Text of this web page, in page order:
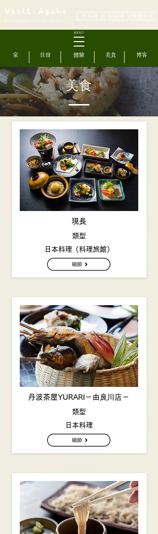
Visit Ayabe
日本語
Experience Rural Kyoto
English 繁體中文
MENU
住宿 體驗 美食 博客
家
美食
現長
類型
日本料理（料理旅館）
丹波茶屋YURARI－由良川店－
類型
日本料理